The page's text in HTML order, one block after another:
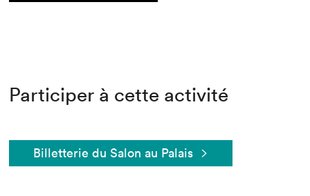
Participer à cette activité
Billetterie du Salon au Palais